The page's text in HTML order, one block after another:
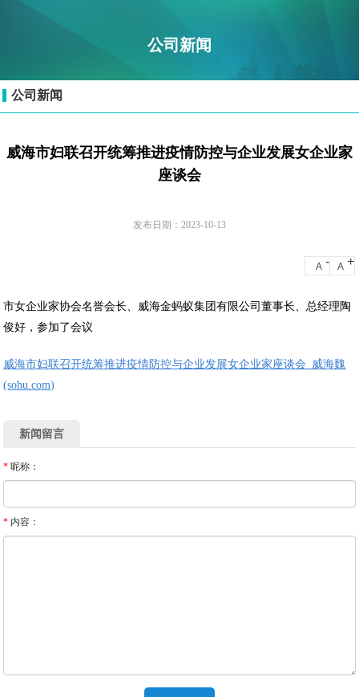
公司新闻
公司新闻
威海市妇联召开统筹推进疫情防控与企业发展女企业家
座谈会
发布日期：2023-10-13
A - A +
市女企业家协会名誉会长、威海金蚂蚁集团有限公司董事长、总经理陶
俊好，参加了会议
威海市妇联召开统筹推进疫情防控与企业发展女企业家座谈会_威海魏
(sohu.com)
新闻留言
* 昵称：
* 内容：